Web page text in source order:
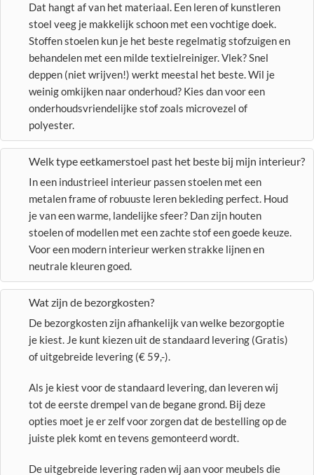
Dat hangt af van het materiaal. Een leren of kunstleren
stoel veeg je makkelijk schoon met een vochtige doek.
Stoffen stoelen kun je het beste regelmatig stofzuigen en
behandelen met een milde textielreiniger. Vlek? Snel
deppen (niet wrijven!) werkt meestal het beste. Wil je
weinig omkijken naar onderhoud? Kies dan voor een
onderhoudsvriendelijke stof zoals microvezel of
polyester.
Welk type eetkamerstoel past het beste bij mijn interieur?
In een industrieel interieur passen stoelen met een
metalen frame of robuuste leren bekleding perfect. Houd
je van een warme, landelijke sfeer? Dan zijn houten
stoelen of modellen met een zachte stof een goede keuze.
Voor een modern interieur werken strakke lijnen en
neutrale kleuren goed.
Wat zijn de bezorgkosten?
De bezorgkosten zijn afhankelijk van welke bezorgoptie
je kiest. Je kunt kiezen uit de standaard levering (Gratis)
of uitgebreide levering (€ 59,-).
Als je kiest voor de standaard levering, dan leveren wij
tot de eerste drempel van de begane grond. Bij deze
opties moet je er zelf voor zorgen dat de bestelling op de
juiste plek komt en tevens gemonteerd wordt.
De uitgebreide levering raden wij aan voor meubels die